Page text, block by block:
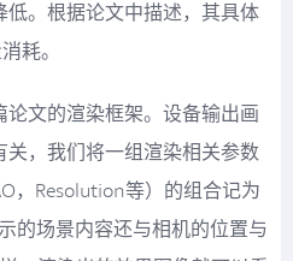
。根据论文中描述，其具体
耗。
文的渲染框架。设备输出画
，我们将一组渲染相关参数
，Resolution等）的组合记为
的场景内容还与相机的位置与